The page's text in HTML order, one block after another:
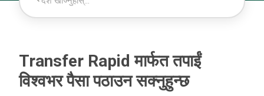
Transfer Rapid मार्फत तपाईं
विश्वभर पैसा पठाउन सक्नुहुन्छ